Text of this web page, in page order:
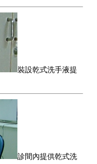
裝設乾式洗手液提
診間內提供乾式洗